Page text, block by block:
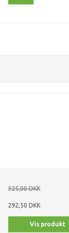
325,00 DKK
292,50 DKK
Vis produkt